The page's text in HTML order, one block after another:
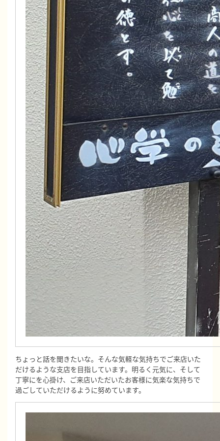
ちょっと話を聞きたいな。そんな気軽な気持ちでご来店いた
だけるような支店を目指しています。明るく元気に、そして
丁寧にを心掛け、ご来店いただいたお客様に気楽な気持ちで
過ごしていただけるように努めています。